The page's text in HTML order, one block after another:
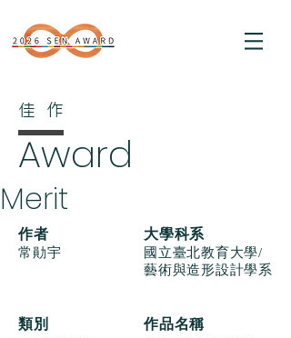
佳作
Award
Merit
​作者 大學科系
常勛宇
國立臺北教育大學/
藝術與造形設計學系
類別 作品名稱